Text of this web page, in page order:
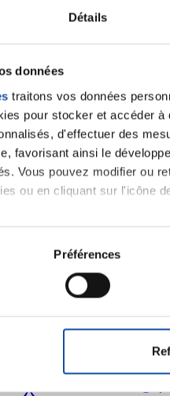
Détails
données
traitons vos données
pour stocker et accéder
d'effectuer des
favorisant ainsi le
Vous pouvez modifier ou
ou en cliquant sur l'icône
également :
sur votre localisation
ou retirer votre
Préférences
une nouvelle
Se connecter
et des voies
Cancer de